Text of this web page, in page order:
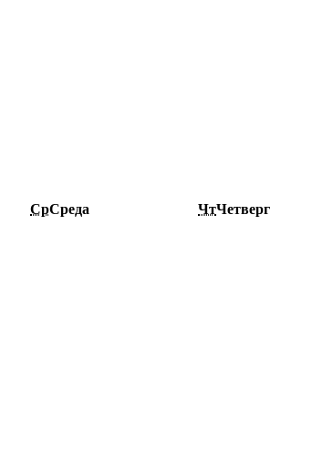
СрСреда ЧтЧетверг